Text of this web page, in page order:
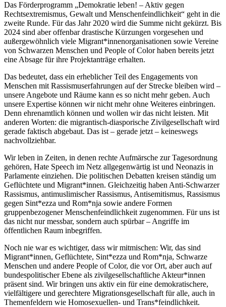
Das Förderprogramm „Demokratie leben! – Aktiv gegen
Rechtsextremismus, Gewalt und Menschenfeindlichkeit“ geht in die
zweite Runde. Für das Jahr 2020 wird die Summe nicht gekürzt. Bis
2024 sind aber offenbar drastische Kürzungen vorgesehen und
außergewöhnlich viele Migrant*innenorganisationen sowie Vereine
von Schwarzen Menschen und People of Color haben bereits jetzt
eine Absage für ihre Projektanträge erhalten.
Das bedeutet, dass ein erheblicher Teil des Engagements von
Menschen mit Rassismuserfahrungen auf der Strecke bleiben wird –
unsere Angebote und Räume kann es so nicht mehr geben. Auch
unsere Expertise können wir nicht mehr ohne Weiteres einbringen.
Denn ehrenamtlich können und wollen wir das nicht leisten. Mit
anderen Worten: die migrantisch-diasporische Zivilgesellschaft wird
gerade faktisch abgebaut. Das ist – gerade jetzt – keineswegs
nachvollziehbar.
Wir leben in Zeiten, in denen rechte Aufmärsche zur Tagesordnung
gehören, Hate Speech im Netz allgegenwärtig ist und Neonazis in
Parlamente einziehen. Die politischen Debatten kreisen ständig um
Geflüchtete und Migrant*innen. Gleichzeitig haben Anti-Schwarzer
Rassismus, antimuslimischer Rassismus, Antisemitismus, Rassismus
gegen Sint*ezza und Rom*nja sowie andere Formen
gruppenbezogener Menschenfeindlichkeit zugenommen. Für uns ist
das nicht nur messbar, sondern auch spürbar – Angriffe im
öffentlichen Raum inbegriffen.
Noch nie war es wichtiger, dass wir mitmischen: Wir, das sind
Migrant*innen, Geflüchtete, Sint*ezza und Rom*nja, Schwarze
Menschen und andere People of Color, die vor Ort, aber auch auf
bundespolitischer Ebene als zivilgesellschaftliche Akteur*innen
präsent sind. Wir bringen uns aktiv ein für eine demokratischere,
vielfältigere und gerechtere Migrationsgesellschaft für alle, auch in
Themenfeldern wie Homosexuellen- und Trans*feindlichkeit.